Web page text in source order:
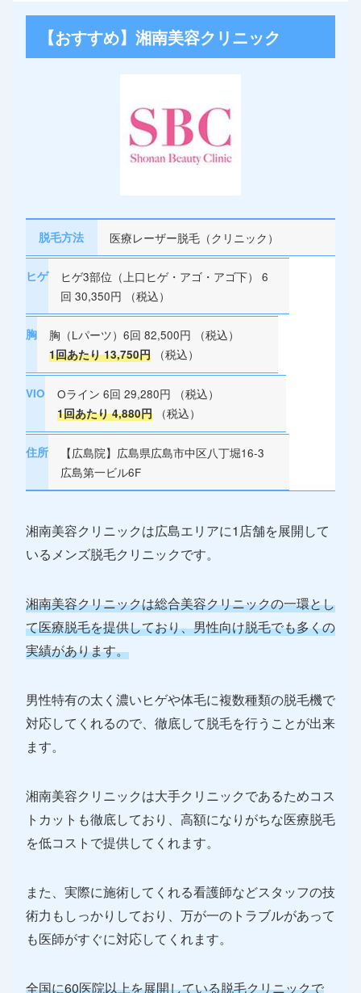
【おすすめ】湘南美容クリニック
脱毛方法 医療レーザー脱毛（クリニック）
ヒゲ
ヒゲ3部位（上口ヒゲ・アゴ・アゴ下） 6
回 30,350円 （税込）
胸 胸（Lパーツ）6回 82,500円 （税込）
1回あたり 13,750円 （税込）
VIO Oライン 6回 29,280円 （税込）
1回あたり 4,880円 （税込）
住所
【広島院】広島県広島市中区八丁堀16-3
広島第一ビル6F
湘南美容クリニックは広島エリアに1店舗を展開して
いるメンズ脱毛クリニックです。
湘南美容クリニックは総合美容クリニックの一環とし
て医療脱毛を提供しており、男性向け脱毛でも多くの
実績があります。
男性特有の太く濃いヒゲや体毛に複数種類の脱毛機で
対応してくれるので、徹底して脱毛を行うことが出来
ます。
湘南美容クリニックは大手クリニックであるためコス
トカットも徹底しており、高額になりがちな医療脱毛
を低コストで提供してくれます。
また、実際に施術してくれる看護師などスタッフの技
術力もしっかりしており、万が一のトラブルがあって
も医師がすぐに対応してくれます。
全国に60医院以上を展開している脱毛クリニックで